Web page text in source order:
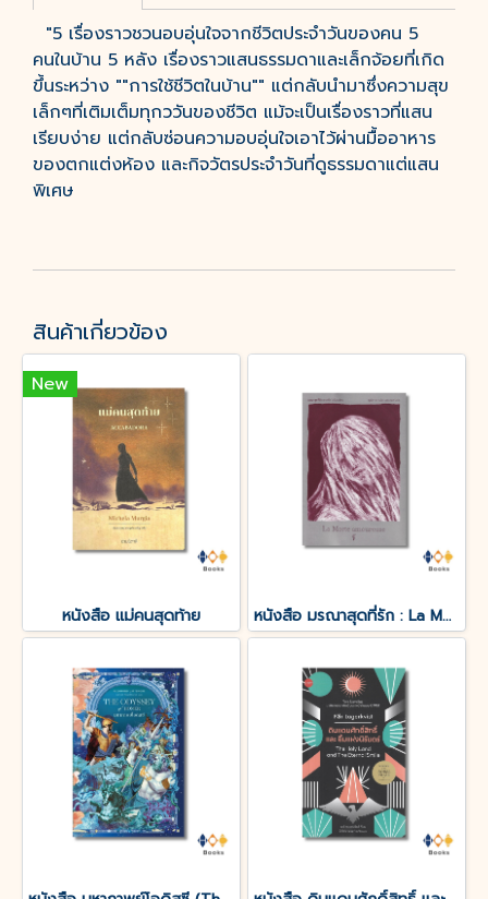
"5 เรื่องราวชวนอบอุ่นใจจากชีวิตประจำวันของคน 5
คนในบ้าน 5 หลัง เรื่องราวแสนธรรมดาและเล็กจ้อยที่เกิด
ขึ้นระหว่าง ""การใช้ชีวิตในบ้าน"" แต่กลับนำมาซึ่งความสุข
เล็กๆที่เติมเต็มทุกววันของชีวิต แม้จะเป็นเรื่องราวที่แสน
เรียบง่าย แต่กลับซ่อนความอบอุ่นใจเอาไว้ผ่านมื้ออาหาร
ของตกแต่งห้อง และกิจวัตรประจำวันที่ดูธรรมดาแต่แสน
พิเศษ
สินค้าเกี่ยวข้อง
New
หนังสือ แม่คนสุดท้าย หนังสือ มรณาสุดที่รัก : La Morte amoureuse